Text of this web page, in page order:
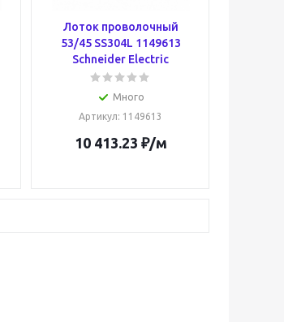
Лоток проволочный
53/45 SS304L 1149613
Schneider Electric
Много
Артикул: 1149613
10 413.23 ₽/м